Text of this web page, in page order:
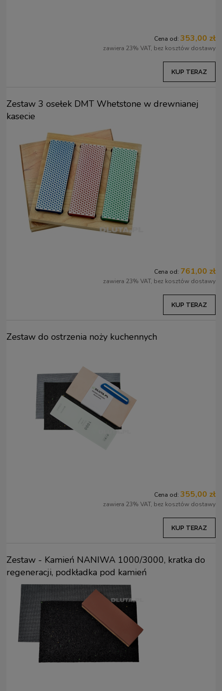
Cena od: 353,00 zł
zawiera 23% VAT, bez kosztów dostawy
KUP TERAZ
Zestaw 3 osełek DMT Whetstone w drewnianej
kasecie
Cena od: 761,00 zł
zawiera 23% VAT, bez kosztów dostawy
KUP TERAZ
Zestaw do ostrzenia noży kuchennych
Cena od: 355,00 zł
zawiera 23% VAT, bez kosztów dostawy
KUP TERAZ
Zestaw - Kamień NANIWA 1000/3000, kratka do
regeneracji, podkładka pod kamień